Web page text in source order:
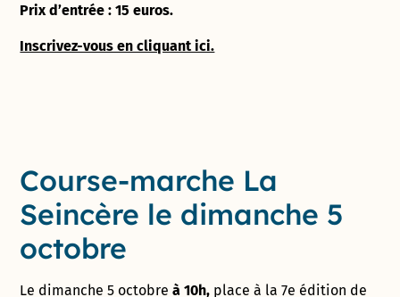
Prix d’entrée : 15 euros.
Inscrivez-vous en cliquant ici.
Course-marche La
Seincère le dimanche 5
octobre
Le dimanche 5 octobreà 10h, place à la 7e édition de